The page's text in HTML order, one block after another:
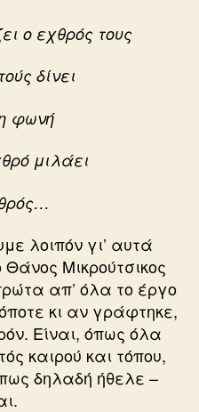
ο εχθρός τους
δίνει
φωνή
μιλάει
λοιπόν γι’ αυτά
Μικρούτσικος
απ’ όλα το έργο
κι αν γράφτηκε,
Είναι, όπως όλα
καιρού και τόπου,
δηλαδή ήθελε –